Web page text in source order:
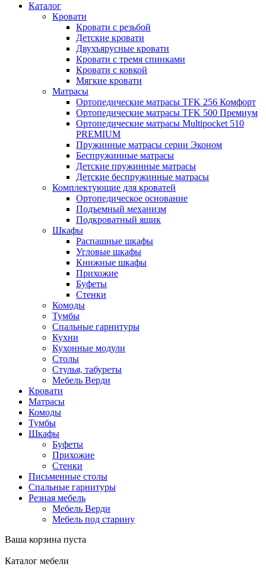
Каталог
Кровати
Кровати с резьбой
Детские кровати
Двухъярусные кровати
Кровати с тремя спинками
Кровати с ковкой
Мягкие кровати
Матрасы
Ортопедические матрасы TFK 256 Комфорт
Ортопедические матрасы TFK 500 Премиум
Ортопедические матрасы Multipocket 510
PREMIUM
Пружинные матрасы серии Эконом
Беспружинные матрасы
Детские пружинные матрасы
Детские беспружинные матрасы
Комплектующие для кроватей
Ортопедическое основание
Подъемный механизм
Подкроватный ящик
Шкафы
Распашные шкафы
Угловые шкафы
Книжные шкафы
Прихожие
Буфеты
Стенки
Комоды
Тумбы
Спальные гарнитуры
Кухни
Кухонные модули
Столы
Стулья, табуреты
Мебель Верди
Кровати
Матрасы
Комоды
Тумбы
Шкафы
Буфеты
Прихожие
Стенки
Письменные столы
Спальные гарнитуры
Резная мебель
Мебель Верди
Мебель под старину
Ваша корзина пуста
Каталог мебели